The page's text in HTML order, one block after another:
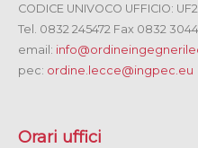
CODICE UNIVOCO UFFICIO:
Tel. 0832 245472 Fax 0832
email:
pec: ordine.lecce@ingpec.eu
Orari uffici